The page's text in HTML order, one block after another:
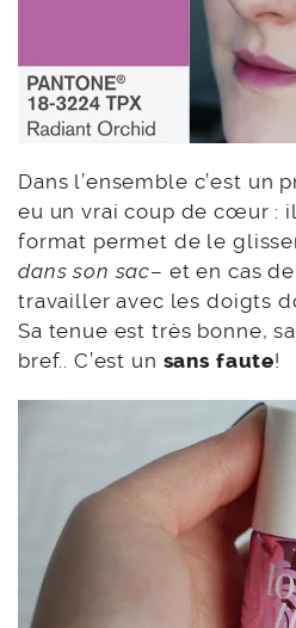
Dans l’ensemble c’est un
eu un vrai coup de cœur :
format permet de le
dans son sac– et en cas
travailler avec les doigts
Sa tenue est très bonne,
bref.. C’est un sans faute!